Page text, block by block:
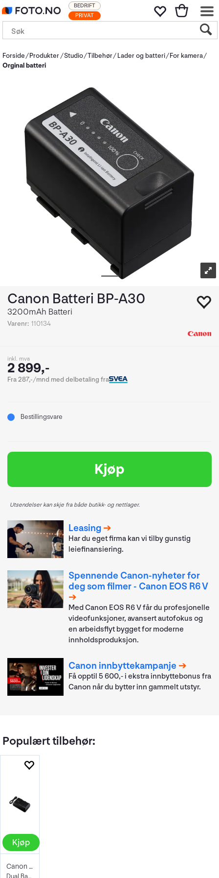
PRIVAT
BEDRIFT
Forside Produkter Studio Tilbehør Lader og batteri
For kamera
Orginal batteri
Canon Batteri BP-A30
3200mAh Batteri
Varenr: 110134
inkl. mva
2 899,-
Fra 287,-/mnd med delbetaling fra
Bestillingsvare
Kjøp
Utsendelser kan skje fra både butikk- og nettlager.
Leasing
Har du eget firma kan vi tilby gunstig
leiefinansiering.
Spennende Canon-nyheter for
deg som filmer - Canon EOS R6 V
Med Canon EOS R6 V får du profesjonelle
videofunksjoner, avansert autofokus og
en arbeidsflyt bygget for moderne
innholdsproduksjon.
Canon innbyttekampanje
Få opptil 5 600,- i ekstra innbyttebonus fra
Canon når du bytter inn gammelt utstyr.
Populært tilbehør:
Kjøp
Canon CG-A10
Dual Batteri Lader BP-A